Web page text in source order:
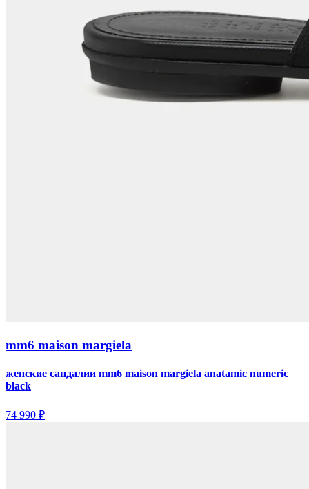
mm6 maison margiela
женские сандалии mm6 maison margiela anatamic numeric
black
74 990 ₽